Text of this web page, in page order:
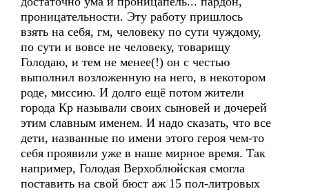
проницательности. Эту работу пришлось
взять на себя, гм, человеку по сути чуждому,
по сути и вовсе не человеку, товарищу
Голодаю, и тем не менее(!) он с честью
выполнил возложенную на него, в некотором
роде, миссию. И долго ещё потом жители
города Кр называли своих сыновей и дочерей
этим славным именем. И надо сказать, что все
дети, названные по имени этого героя чем-то
себя проявили уже в наше мирное время. Так
например, Голодая Верхоблюйская смогла
поставить на свой бюст аж 15 пол-литровых